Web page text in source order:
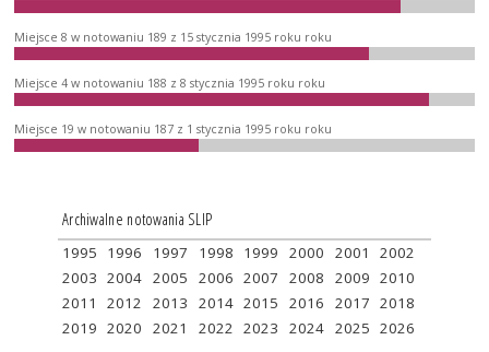
Miejsce 8 w notowaniu 189 z 15 stycznia 1995 roku roku
Miejsce 4 w notowaniu 188 z 8 stycznia 1995 roku roku
Miejsce 19 w notowaniu 187 z 1 stycznia 1995 roku roku
Archiwalne notowania SLIP
1995 1996 1997 1998 1999 2000 2001
2002
2003 2004 2005 2006 2007 2008 2009 2010
2011
2012 2013 2014 2015 2016 2017 2018
2019 2020 2021 2022 2023 2024 2025 2026